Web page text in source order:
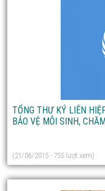
TỔNG THƯ KÝ LIÊN
BẢO VỆ MÔI SINH,
(21/06/2015 - 755 lượt xem)